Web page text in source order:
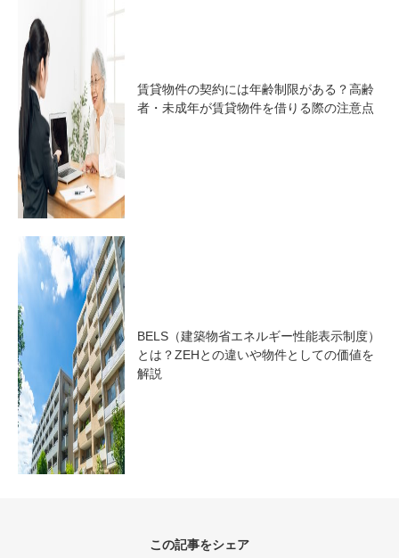
賃貸物件の契約には年齢制限がある？高齢
者・未成年が賃貸物件を借りる際の注意点
BELS（建築物省エネルギー性能表示制度）
とは？ZEHとの違いや物件としての価値を
解説
この記事をシェア